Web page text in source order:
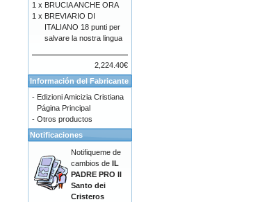
1 x BRUCIA ANCHE ORA
1 x BREVIARIO DI
ITALIANO 18 punti per
salvare la nostra lingua
2,224.40€
Información del Fabricante
- Edizioni Amicizia Cristiana
Página Principal
- Otros productos
Notificaciones
Notifiqueme de
cambios de IL
PADRE PRO Il
Santo dei
Cristeros